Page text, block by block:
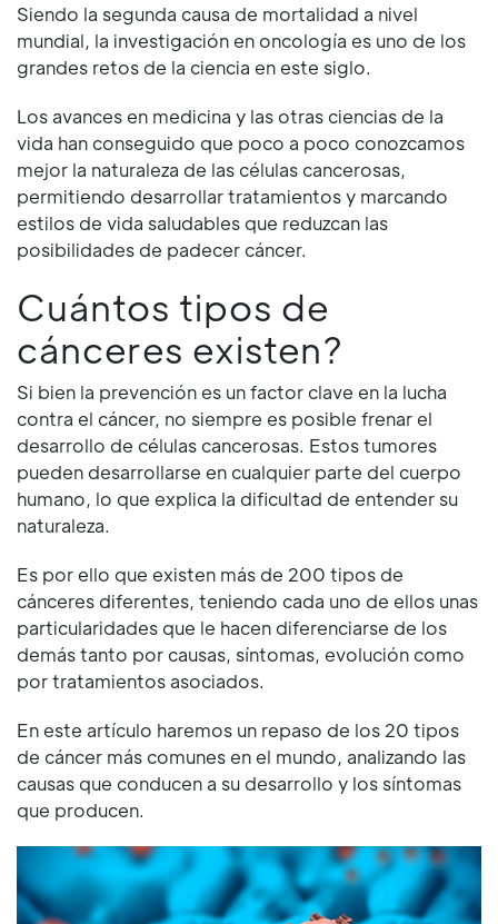
Siendo la segunda causa de mortalidad a nivel
mundial, la investigación en oncología es uno de los
grandes retos de la ciencia en este siglo.
Los avances en medicina y las otras ciencias de la
vida han conseguido que poco a poco conozcamos
mejor la naturaleza de las células cancerosas,
permitiendo desarrollar tratamientos y marcando
estilos de vida saludables que reduzcan las
posibilidades de padecer cáncer.
Cuántos tipos de
cánceres existen?
Si bien la prevención es un factor clave en la lucha
contra el cáncer, no siempre es posible frenar el
desarrollo de células cancerosas. Estos tumores
pueden desarrollarse en cualquier parte del cuerpo
humano, lo que explica la dificultad de entender su
naturaleza.
Es por ello que existen más de 200 tipos de
cánceres diferentes, teniendo cada uno de ellos unas
particularidades que le hacen diferenciarse de los
demás tanto por causas, síntomas, evolución como
por tratamientos asociados.
En este artículo haremos un repaso de los 20 tipos
de cáncer más comunes en el mundo, analizando las
causas que conducen a su desarrollo y los síntomas
que producen.